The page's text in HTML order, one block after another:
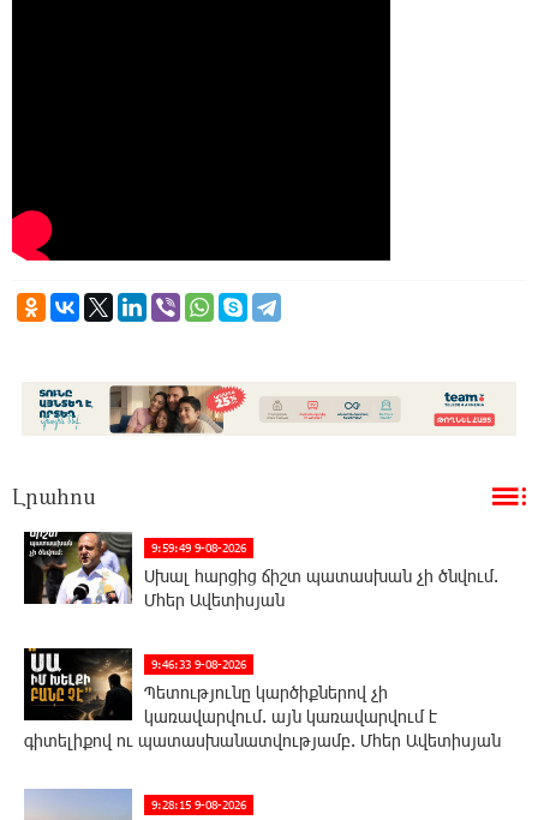
Լրահոս
9:59:49 9-08-2026
Սխալ հարցից ճիշտ պատասխան չի ծնվում.
Մհեր Ավետիսյան
9:46:33 9-08-2026
Պետությունը կարծիքներով չի
կառավարվում. այն կառավարվում է
գիտելիքով ու պատասխանատվությամբ. Մհեր Ավետիսյան
9:28:15 9-08-2026